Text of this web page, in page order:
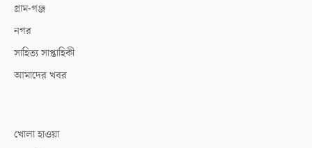
গ্রাম-গঞ্জ
নগর
সাহিত্য সাপ্তাহিকী
আমাদের খবর
খোলা হাওয়া